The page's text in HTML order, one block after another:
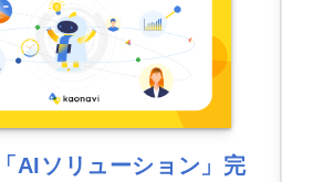
AIソリューション」完